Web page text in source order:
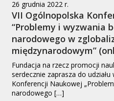
26 grudnia 2022 r.
VII Ogólnopolska
“Problemy i wyzwania
narodowego w
międzynarodowym”
Fundacja na rzecz promocji
serdecznie zaprasza do
Konferencji Naukowej
narodowego […]